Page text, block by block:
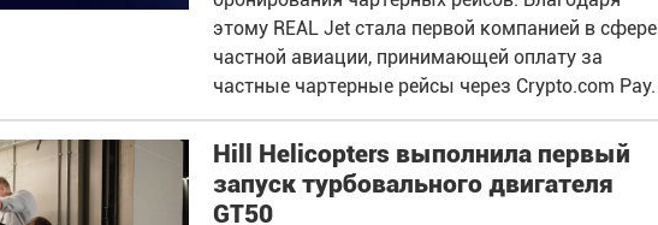
этому REAL Jet стала первой компанией в сфере
частной авиации, принимающей оплату за
частные чартерные рейсы через Crypto.com Pay.
Hill Helicopters выполнила первый
запуск турбовального двигателя
GT50